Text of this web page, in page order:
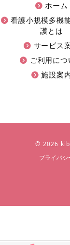
ホーム
看護小規模多機
護とは
サービス
ご利用につ
施設案
© 2026
プライバシ